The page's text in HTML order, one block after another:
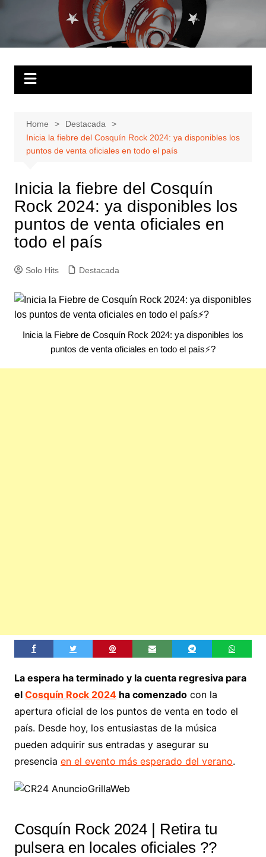
Solo Hits
Home
Destacada
Inicia la fiebre del Cosquín Rock 2024: ya disponibles los
puntos de venta oficiales en todo el país
Inicia la fiebre del Cosquín
Rock 2024: ya disponibles los
puntos de venta oficiales en
todo el país
Solo Hits Destacada
Inicia la Fiebre de Cosquín Rock 2024: ya disponibles los
puntos de venta oficiales en todo el país⚡?
La espera ha terminado y la cuenta regresiva para
el Cosquín Rock 2024ha comenzadocon la
apertura oficial de los puntos de venta en todo el
país. Desde hoy, los entusiastas de la música
pueden adquirir sus entradas y asegurar su
presencia en el evento más esperado del verano.
Cosquín Rock 2024 | Retira tu
pulsera en locales oficiales ??